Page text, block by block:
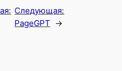
Следующая:
PageGPT
→